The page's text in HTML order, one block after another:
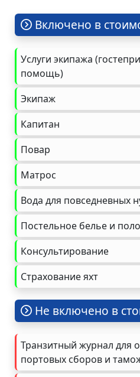
Включено в
Услуги экипажа
помощь)
Экипаж
Капитан
Повар
Матрос
Вода для повседневных
Постельное белье и
Консультирование
Страхование яхт
Не включено в
Транзитный журнал для
портовых сборов и